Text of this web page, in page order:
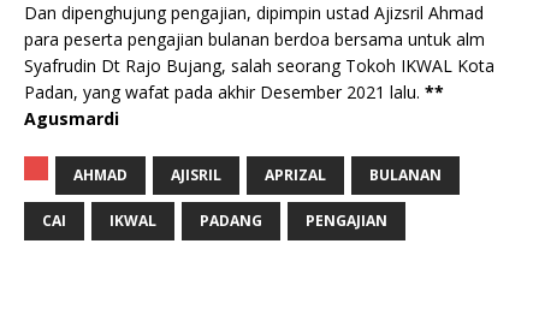
Dan dipenghujung pengajian, dipimpin ustad Ajizsril Ahmad
para peserta pengajian bulanan berdoa bersama untuk alm
Syafrudin Dt Rajo Bujang, salah seorang Tokoh IKWAL Kota
Padan, yang wafat pada akhir Desember 2021 lalu. **
Agusmardi
AHMAD AJISRIL APRIZAL BULANAN
CAI IKWAL PADANG PENGAJIAN